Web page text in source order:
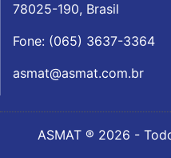
78025-190, Brasil
Fone: (065) 3637-3364
asmat@asmat.com.br
ASMAT ® 2026 -